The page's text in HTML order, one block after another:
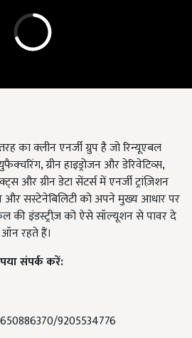
का क्लीन एनर्जी ग्रुप है जो रिन्यूएबल
ग्रीन हाइड्रोजन और डेरिवेटिव्स,
और ग्रीन डेटा सेंटर्स में एनर्जी ट्रांज़िशन
और सस्टेनेबिलिटी को अपने मुख्य आधार पर
की इंडस्ट्रीज़ को ऐसे सॉल्यूशन से पावर दे
ऑन रहते हैं।
संपर्क करें:
9205534776